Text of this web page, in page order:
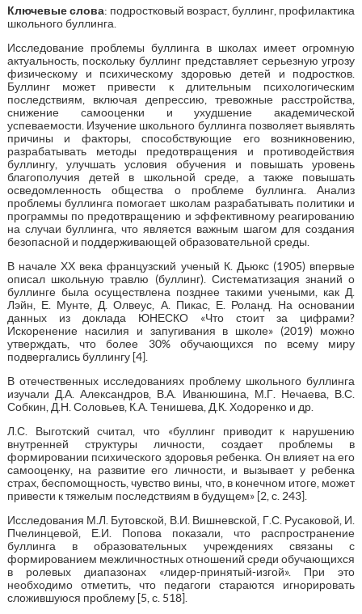
Ключевые слова: подростковый возраст, буллинг, профилактика
школьного буллинга.
Исследование проблемы буллинга в школах имеет огромную
актуальность, поскольку буллинг представляет серьезную угрозу
физическому и психическому здоровью детей и подростков.
Буллинг может привести к длительным психологическим
последствиям, включая депрессию, тревожные расстройства,
снижение самооценки и ухудшение академической
успеваемости. Изучение школьного буллинга позволяет выявлять
причины и факторы, способствующие его возникновению,
разрабатывать методы предотвращения и противодействия
буллингу, улучшать условия обучения и повышать уровень
благополучия детей в школьной среде, а также повышать
осведомленность общества о проблеме буллинга. Анализ
проблемы буллинга помогает школам разрабатывать политики и
программы по предотвращению и эффективному реагированию
на случаи буллинга, что является важным шагом для создания
безопасной и поддерживающей образовательной среды.
В начале ХХ века французский ученый К. Дьюкс (1905) впервые
описал школьную травлю (буллинг). Систематизация знаний о
буллинге была осуществлена позднее такими учеными, как Д.
Лэйн, Е. Мунте, Д. Олвеус, А. Пикас, Е. Роланд. На основании
данных из доклада ЮНЕСКО «Что стоит за цифрами?
Искоренение насилия и запугивания в школе» (2019) можно
утверждать, что более 30% обучающихся по всему миру
подвергались буллингу [4].
В отечественных исследованиях проблему школьного буллинга
изучали Д.А. Александров, В.А. Иванюшина, М.Г. Нечаева, В.С.
Собкин, Д.Н. Соловьев, К.А. Тенишева, Д.К. Ходоренко и др.
Л.С. Выготский считал, что «буллинг приводит к нарушению
внутренней структуры личности, создает проблемы в
формировании психического здоровья ребенка. Он влияет на его
самооценку, на развитие его личности, и вызывает у ребенка
страх, беспомощность, чувство вины, что, в конечном итоге, может
привести к тяжелым последствиям в будущем» [2, с. 243].
Исследования М.Л. Бутовской, В.И. Вишневской, Г.С. Русаковой, И.
Пчелинцевой, Е.И. Попова показали, что распространение
буллинга в образовательных учреждениях связаны с
формированием межличностных отношений среди обучающихся
в ролевых диапазонах «лидер-принятый-изгой». При это
необходимо отметить, что педагоги стараются игнорировать
сложившуюся проблему [5, с. 518].